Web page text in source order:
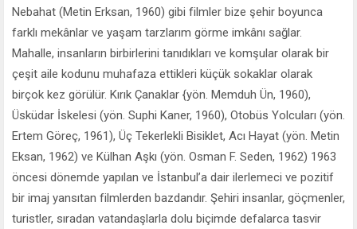
Nebahat (Metin Erksan, 1960) gibi filmler bize şehir boyunca
farklı mekânlar ve yaşam tarzlarım görme imkânı sağlar.
Mahalle, insanların birbirlerini tanıdıkları ve komşular olarak bir
çeşit aile kodunu muhafaza ettikleri küçük sokaklar olarak
birçok kez görülür. Kırık Çanaklar {yön. Memduh Ün, 1960),
Üsküdar İskelesi (yön. Suphi Kaner, 1960), Otobüs Yolcuları (yön.
Ertem Göreç, 1961), Üç Tekerlekli Bisiklet, Acı Hayat (yön. Metin
Eksan, 1962) ve Külhan Aşkı (yön. Osman F. Seden, 1962) 1963
öncesi dönemde yapılan ve İstanbul’a dair ilerlemeci ve pozitif
bir imaj yansıtan filmlerden bazdandır. Şehiri insanlar, göçmenler,
turistler, sıradan vatandaşlarla dolu biçimde defalarca tasvir